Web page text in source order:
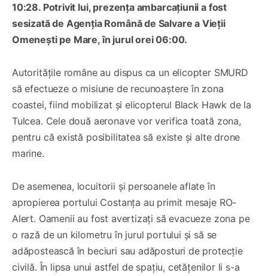
10:28. Potrivit lui, prezența ambarcațiunii a fost
sesizată de Agenția Română de Salvare a Vieții
Omenești pe Mare, în jurul orei 06:00.
Autoritățile române au dispus ca un elicopter SMURD
să efectueze o misiune de recunoaștere în zona
coastei, fiind mobilizat și elicopterul Black Hawk de la
Tulcea. Cele două aeronave vor verifica toată zona,
pentru că există posibilitatea să existe și alte drone
marine.
De asemenea, locuitorii și persoanele aflate în
apropierea portului Costanța au primit mesaje RO-
Alert. Oamenii au fost avertizați să evacueze zona pe
o rază de un kilometru în jurul portului și să se
adăpostească în beciuri sau adăposturi de protecție
civilă. În lipsa unui astfel de spațiu, cetățenilor li s-a